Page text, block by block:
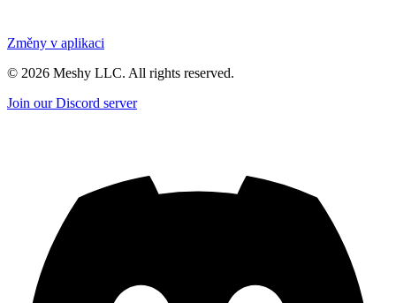
Změny v aplikaci
© 2026 Meshy LLC. All rights reserved.
Join our Discord server